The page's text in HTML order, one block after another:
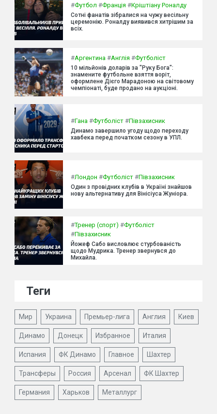
#Футбол #Франція #Кріштіану Роналду
Сотні фанатів зібралися на чужу весільну
церемонію. Роналду виявився хитрішим за
всіх.
#Аргентина #Англія #Футболіст
10 мільйонів доларів за "Руку Бога":
знамените футбольне взяття воріт,
оформлене Дієго Марадоною на світовому
чемпіонаті, буде продано на аукціоні.
#Гана #Футболіст #Півзахисник
Динамо завершило угоду щодо переходу
хавбека перед початком сезону в УПЛ.
#Лондон #Футболіст #Півзахисник
Один з провідних клубів в Україні знайшов
нову альтернативу для Вінісіуса Жуніора.
#Тренер (спорт) #Футболіст
#Півзахисник
Йожеф Сабо висловлює стурбованість
щодо Мудрика. Тренер звернувся до
Михайла.
Теги
Мир Украина Премьер-лига Англия Киев
Динамо Донецк Избранное Италия
Испания ФК Динамо Главное Шахтер
Трансферы Россия Арсенал ФК Шахтер
Германия Харьков Металлург